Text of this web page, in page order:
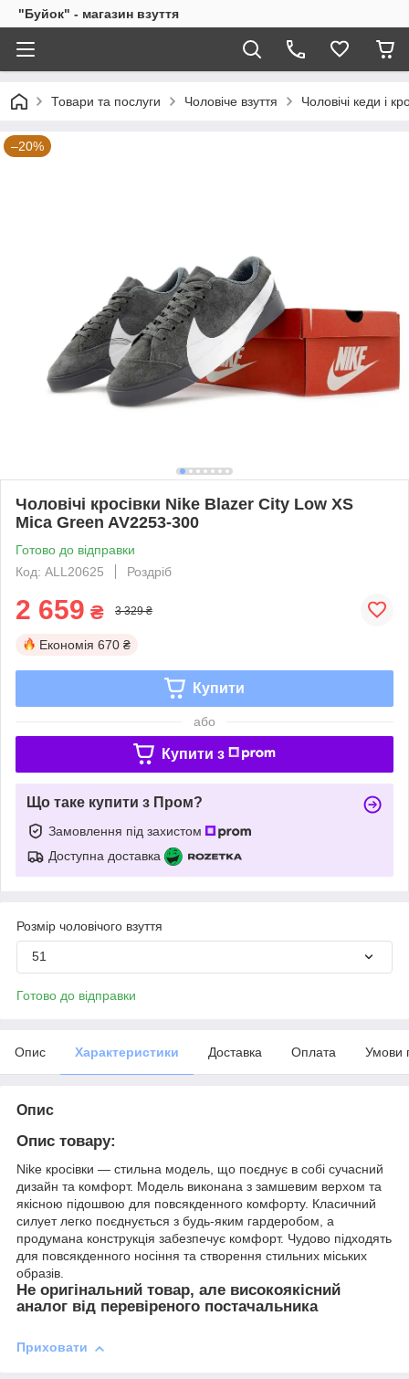
"Буйок" - магазин взуття
Товари та послуги Чоловіче взуття Чоловічі кеди і
–20%
Чоловічі кросівки Nike Blazer City Low XS
Mica Green AV2253-300
Готово до відправки
Код: ALL20625
Роздріб
2 659 ₴ 3 329 ₴
Економія 670 ₴
Купити
або
Купити з
Що таке купити з Пром?
Замовлення під захистом
Доступна доставка
Розмір чоловічого взуття
51
Готово до відправки
Опис Характеристики Доставка Оплата Умови
Опис
Опис товару:
Nike кросівки — стильна модель, що поєднує в собі сучасний
дизайн та комфорт. Модель виконана з замшевим верхом та
якісною підошвою для повсякденного комфорту. Класичний
силует легко поєднується з будь-яким гардеробом, а
продумана конструкція забезпечує комфорт. Чудово підходять
для повсякденного носіння та створення стильних міських
образів.
Не оригінальний товар, але високоякісний
аналог від перевіреного постачальника
Приховати